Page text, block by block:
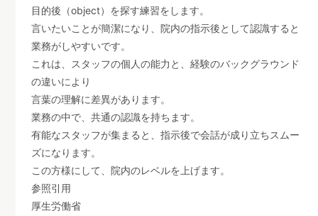
目的後（object）を探す練習をします。
言いたいことが簡潔になり、院内の指示後として認識すると
業務がしやすいです。
これは、スタッフの個人の能力と、経験のバックグラウンド
の違いにより
言葉の理解に差異があります。
業務の中で、共通の認識を持ちます。
有能なスタッフが集まると、指示後で会話が成り立ちスムー
ズになります。
この方様にして、院内のレベルを上げます。
参照引用
厚生労働省